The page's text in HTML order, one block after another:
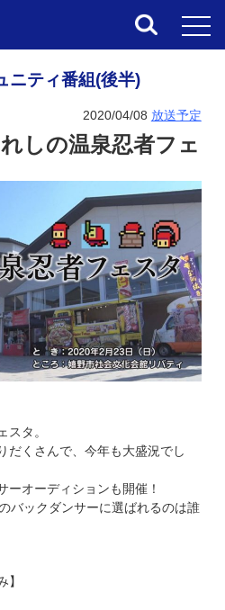
ニティ番組(後半)
2020/04/08 放送予定
しの温泉忍者フェ
スタ。
だくさんで、今年も大盛況でし
ーオーディションも開催！
バックダンサーに選ばれるのは誰
】